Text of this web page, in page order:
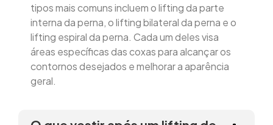
tipos mais comuns incluem o lifting da parte
interna da perna, o lifting bilateral da perna e o
lifting espiral da perna. Cada um deles visa
áreas específicas das coxas para alcançar os
contornos desejados e melhorar a aparência
geral.